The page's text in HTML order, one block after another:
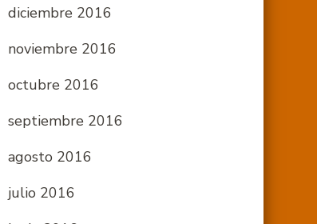
diciembre 2016
noviembre 2016
octubre 2016
septiembre 2016
agosto 2016
julio 2016